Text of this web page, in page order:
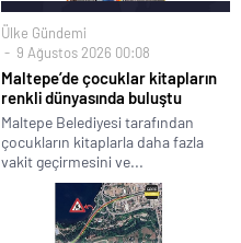
Ülke Gündemi
9 Ağustos 2026 00:08
Maltepe’de çocuklar kitapların
renkli dünyasında buluştu
Maltepe Belediyesi tarafından
çocukların kitaplarla daha fazla
vakit geçirmesini ve...